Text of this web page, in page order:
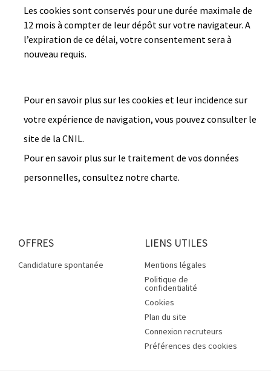
Les cookies sont conservés pour une durée maximale de
12 mois à compter de leur dépôt sur votre navigateur. A
l’expiration de ce délai, votre consentement sera à
nouveau requis.
Pour en savoir plus sur les cookies et leur incidence sur
votre expérience de navigation, vous pouvez consulter le
site de la CNIL.
Pour en savoir plus sur le traitement de vos données
personnelles, consultez notre charte.
OFFRES
Candidature spontanée
LIENS UTILES
Mentions légales
Politique de
confidentialité
Cookies
Plan du site
Connexion recruteurs
Préférences des cookies